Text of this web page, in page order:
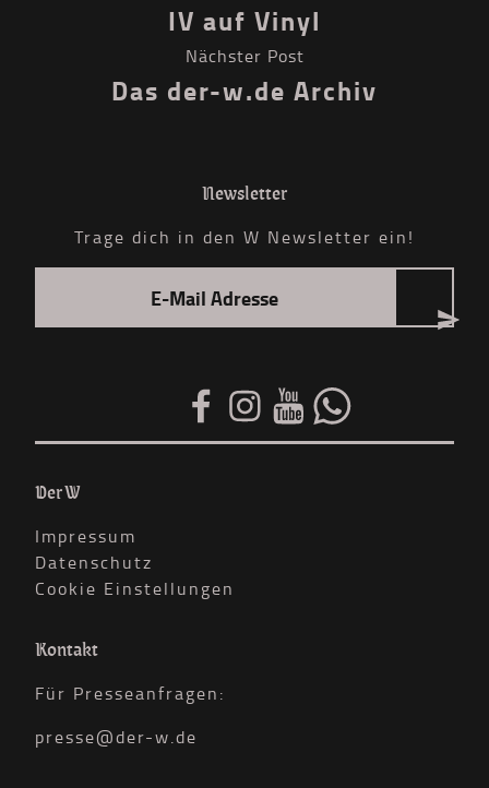
IV auf Vinyl
Nächster Post
Das der-w.de Archiv
Newsletter
Trage dich in den W Newsletter ein!
Der W
Impressum
Datenschutz
Cookie Einstellungen
Kontakt
Für Presseanfragen:
presse@der-w.de